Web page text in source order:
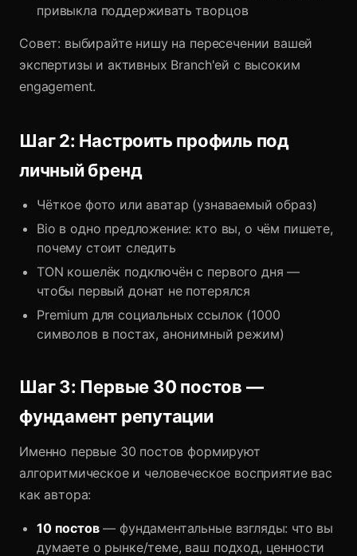
привыкла поддерживать творцов
Совет: выбирайте нишу на пересечении вашей
экспертизы и активных Branch'ей с высоким
engagement.
Шаг 2: Настроить профиль под
личный бренд
Чёткое фото или аватар (узнаваемый образ)
Bio в одно предложение: кто вы, о чём пишете,
почему стоит следить
TON кошелёк подключён с первого дня —
чтобы первый донат не потерялся
Premium для социальных ссылок (1000
символов в постах, анонимный режим)
Шаг 3: Первые 30 постов —
фундамент репутации
Именно первые 30 постов формируют
алгоритмическое и человеческое восприятие вас
как автора:
10 постов— фундаментальные взгляды: что вы
думаете о рынке/теме, ваш подход, ценности